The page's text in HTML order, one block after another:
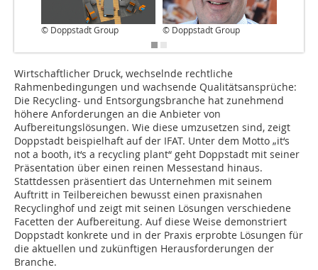
© Doppstadt Group © Doppstadt Group
Wirtschaftlicher Druck, wechselnde rechtliche
Rahmenbedingungen und wachsende Qualitätsansprüche:
Die Recycling- und Entsorgungsbranche hat zunehmend
höhere Anforderungen an die Anbieter von
Aufbereitungslösungen. Wie diese umzusetzen sind, zeigt
Doppstadt beispielhaft auf der IFAT. Unter dem Motto „it‘s
not a booth, it‘s a recycling plant“ geht Doppstadt mit seiner
Präsentation über einen reinen Messestand hinaus.
Stattdessen präsentiert das Unternehmen mit seinem
Auftritt in Teilbereichen bewusst einen praxisnahen
Recyclinghof und zeigt mit seinen Lösungen verschiedene
Facetten der Aufbereitung. Auf diese Weise demonstriert
Doppstadt konkrete und in der Praxis erprobte Lösungen für
die aktuellen und zukünftigen Herausforderungen der
Branche.